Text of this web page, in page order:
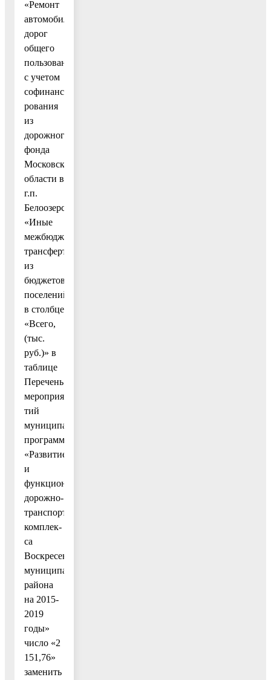
«Ремонт
автомобильных
дорог
общего
пользования
с учетом
софинанси-
рования
из
дорожного
фонда
Московской
области в
г.п.
Белоозерский»
«Иные
межбюджетные
трансферты
из
бюджетов
поселений»
в столбце
«Всего,
(тыс.
руб.)» в
таблице
Перечень
мероприя-
тий
муниципальной
программы
«Развитие
и
функционирование
дорожно-
транспортного
комплек-
са
Воскресенского
муниципального
района
на 2015-
2019
годы»
число «2
151,76»
заменить